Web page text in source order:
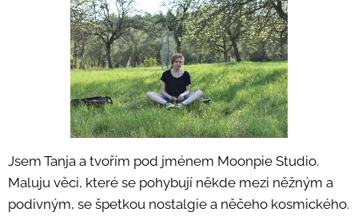
Jsem Tanja a tvořím pod jménem Moonpie Studio.
Maluju věci, které se pohybují někde mezi něžným a
podivným, se špetkou nostalgie a něčeho kosmického.